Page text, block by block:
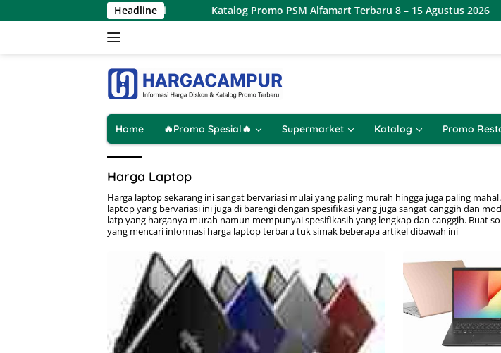
ke
Headline
2026 Hanya 1 Hari Katalog Promo PSM Alfamart Terbaru 8 – 15 Agustus 2026
Home 🔥Promo Spesial🔥 Supermarket Katalog Promo
Harga Laptop
Harga laptop sekarang ini sangat bervariasi mulai yang paling murah hingga juga paling
laptop yang bervariasi ini juga di barengi dengan spesifikasi yang juga sangat canggih dan
latp yang harganya murah namun mempunyai spesifikasih yang lengkap dan canggih. Buat
yang mencari informasi harga laptop terbaru tuk simak beberapa artikel dibawah ini